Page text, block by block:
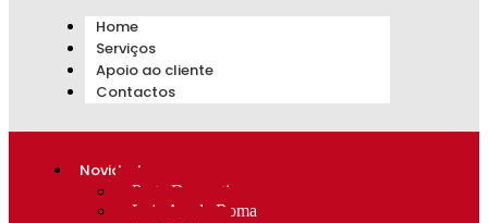
Home
Serviços
Apoio ao cliente
Contactos
Novidades
Prata Decorativa
Loja Av. de Roma